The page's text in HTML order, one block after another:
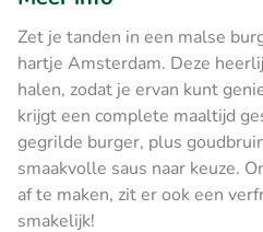
Zet je tanden in een malse
hartje Amsterdam. Deze
halen, zodat je ervan kunt
krijgt een complete maaltijd
gegrilde burger, plus
smaakvolle saus naar keuze.
af te maken, zit er ook een
smakelijk!